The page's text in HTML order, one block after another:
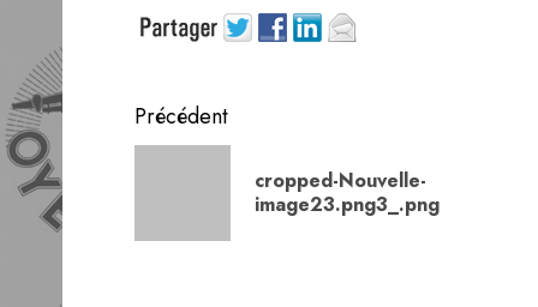
Navigation
d’article
Précédent
cropped-Nouvelle-
image23.png3_.png